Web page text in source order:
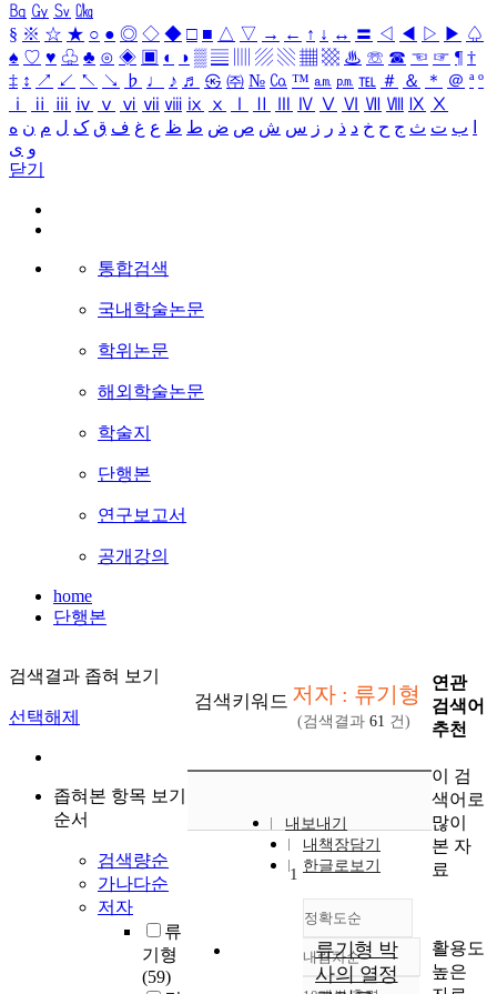
㏃ ㏉ ㏜ ㏆
§ ※ ☆ ★ ○ ● ◎ ◇ ◆ □ ■ △ ▽ → ← ↑ ↓ ↔ 〓 ◁ ◀ ▷ ▶ ♤
♠ ♡ ♥ ♧ ♣ ⊙ ◈ ▣ ◐ ◑ ▒ ▤ ▨ ▧ ▦ ▩ ♨ ☏ ☎ ☜ ☞ ¶ †
‡ ↕ ↗ ↙ ↖ ↘ ♭ ♩ ♪ ♬ ㉿ ㈜ № ㏇ ™ ㏂ ㏘ ℡ ＃ ＆ ＊ ＠ ª º
ⅰ
ⅱ ⅲ ⅳ ⅴ ⅵ ⅶ ⅷ ⅸ ⅹ Ⅳ Ⅴ Ⅵ Ⅶ Ⅷ Ⅸ Ⅹ
ب ت ث ج ح خ د ذ ر ز س ش ص ض ط ظ ع غ ف ق ک ل م ن ه
و ی
닫기
통합검색
국내학술논문
학위논문
해외학술논문
학술지
단행본
연구보고서
공개강의
home
단행본
검색결과 좁혀 보기
선택해제
좁혀본 항목 보기
순서
검색량순
가나다순
저자
류
기형
(59)
검색키워드 저자 : 류기형
(검색결과 61 건)
내보내기
내책장담기
한글로보기
정확도순
정확도
순
내림차순
1
류기형 박
사의 열정
연관
검색어
추천
이 검
색어로
많이
본 자
료
활용도
높은